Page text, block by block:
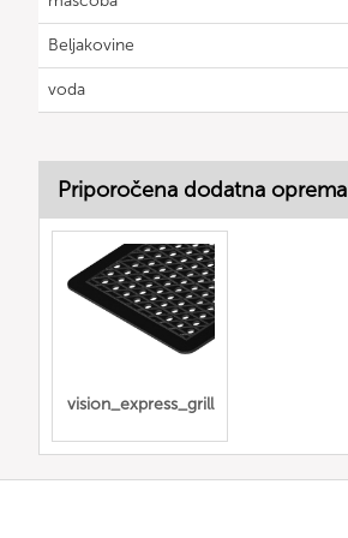
Beljakovine
voda
Priporočena dodatna oprema
vision_express_grill